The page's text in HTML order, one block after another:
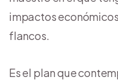
impactos
flancos.
Es el plan que